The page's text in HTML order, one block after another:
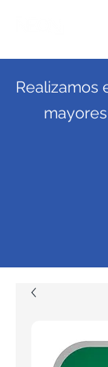
Realizamos